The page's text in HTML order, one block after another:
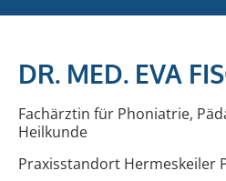
DR. MED. EVA
Fachärztin für Phoniatrie,
Heilkunde
Praxisstandort Hermeskeiler